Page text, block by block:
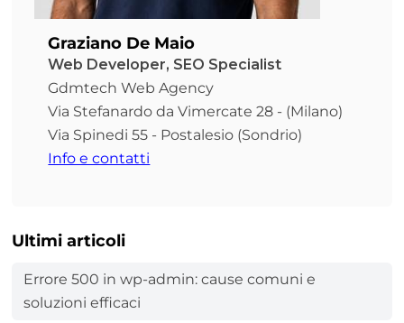
Graziano De Maio
Web Developer, SEO Specialist
Gdmtech Web Agency
Via Stefanardo da Vimercate 28 - (Milano)
Via Spinedi 55 - Postalesio (Sondrio)
Info e contatti
Ultimi articoli
Errore 500 in wp-admin: cause comuni e
soluzioni efficaci